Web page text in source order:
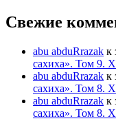
Свежие
abu abduRrazak к
сахиха». Том 9.
abu abduRrazak к
сахиха». Том 8.
abu abduRrazak к
сахиха». Том 8.